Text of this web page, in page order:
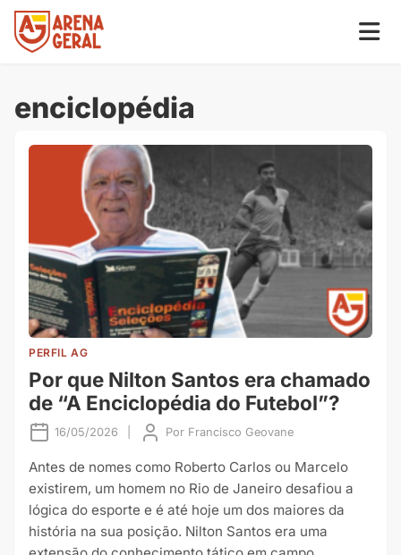
enciclopédia
PERFIL AG
Por que Nilton Santos era chamado
de “A Enciclopédia do Futebol”?
16/05/2026 Por Francisco Geovane
Antes de nomes como Roberto Carlos ou Marcelo
existirem, um homem no Rio de Janeiro desafiou a
lógica do esporte e é até hoje um dos maiores da
história na sua posição. Nilton Santos era uma